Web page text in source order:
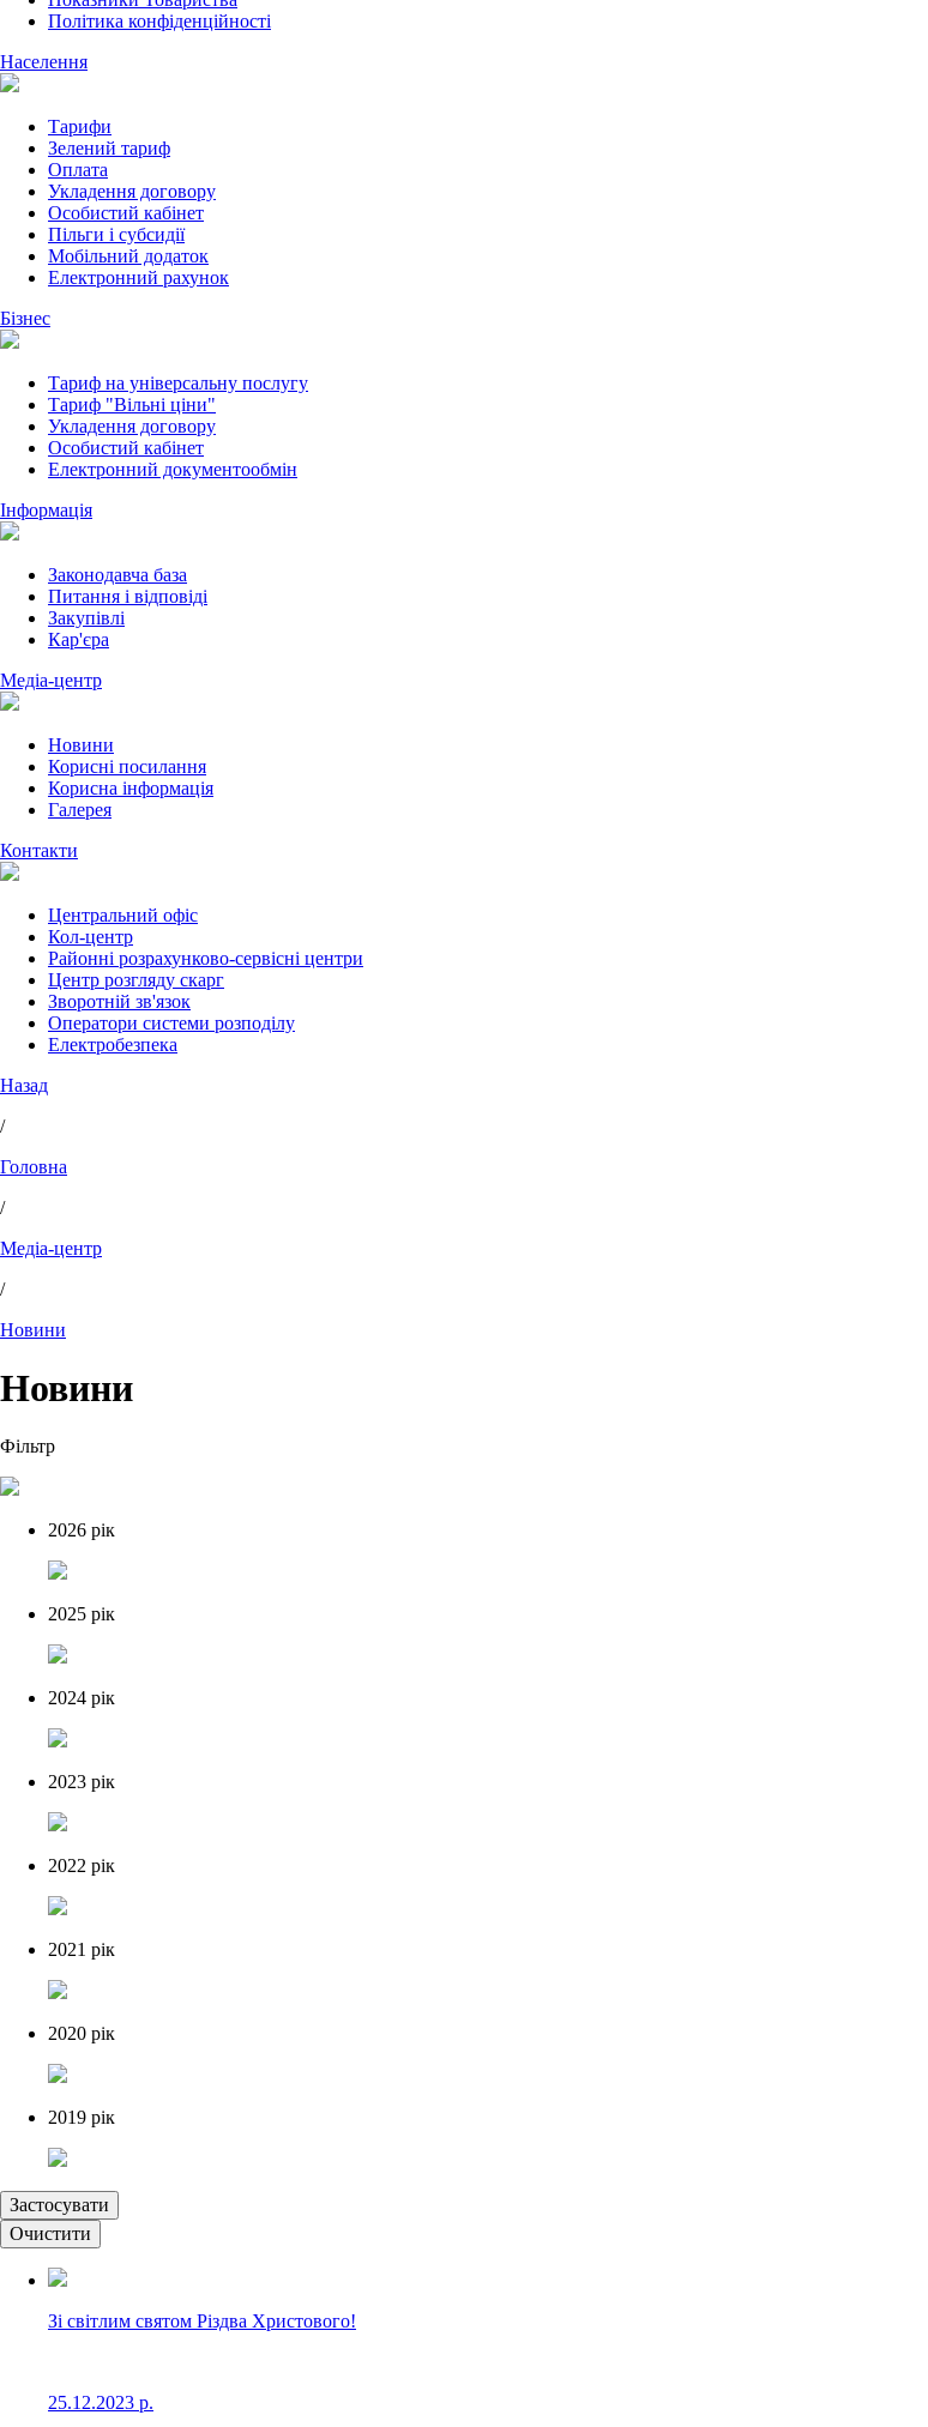
Політика конфіденційності
Населення
Тарифи
Зелений тариф
Оплата
Укладення договору
Особистий кабінет
Пільги і субсидії
Мобільний додаток
Електронний рахунок
Бізнес
Тариф на універсальну послугу
Тариф "Вільні ціни"
Укладення договору
Особистий кабінет
Електронний документообмін
Інформація
Законодавча база
Питання і відповіді
Закупівлі
Кар'єра
Медіа-центр
Новини
Корисні посилання
Корисна інформація
Галерея
Контакти
Центральний офіс
Кол-центр
Районні розрахунково-сервісні центри
Центр розгляду скарг
Зворотній зв'язок
Оператори системи розподілу
Електробезпека
Назад
/
Головна
/
Медіа-центр
/
Новини
Новини
Фільтр
2026 рік
2025 рік
2024 рік
2023 рік
2022 рік
2021 рік
2020 рік
2019 рік
Застосувати
Очистити
Зі світлим святом Різдва Христового!
25.12.2023 р.